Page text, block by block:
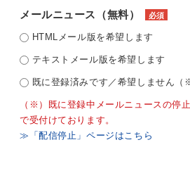
メールニュース（無料） 必須
HTMLメール版を希望します
テキストメール版を希望します
既に登録済みです／希望しません（
（※）既に登録中メールニュースの停
で受付けております。
≫「配信停止」ページはこちら